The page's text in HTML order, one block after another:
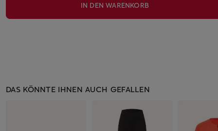
IN DEN WARENKORB
DAS KÖNNTE IHNEN AUCH GEFALLEN